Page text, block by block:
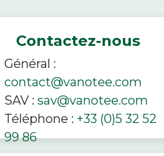
Contactez-nous
Général :
contact@vanotee.com
SAV : sav@vanotee.com
Téléphone : +33 (0)5 32 52
99 86